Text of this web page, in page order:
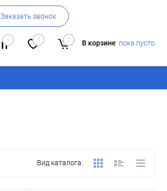
Заказать звонок
0 0 0 В корзине пока пусто
Вид каталога: